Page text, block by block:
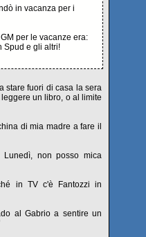
in vacanza per i
per le vacanze era:
Spud e gli altri!
stare fuori di casa la sera
un libro, o al limite
di mia madre a fare il
non posso mica
in TV c'è Fantozzi in
al Gabrio a sentire un